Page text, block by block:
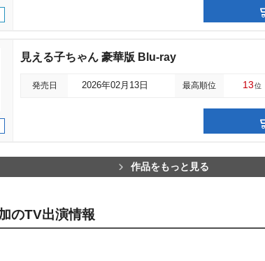
見える子ちゃん 豪華版 Blu-ray
発売日 2026年02月13日 最高順位 13位
作品をもっと見る
のTV出演情報